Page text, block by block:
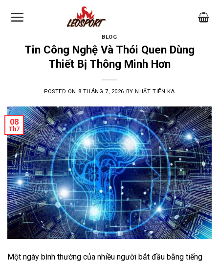
BLOG
Tin Công Nghệ Và Thói Quen Dùng
Thiết Bị Thông Minh Hơn
POSTED ON 8 THÁNG 7, 2026 BYNHẤT TIẾN KA
08
Th7
Một ngày bình thường của nhiều người bắt đầu bằng tiếng